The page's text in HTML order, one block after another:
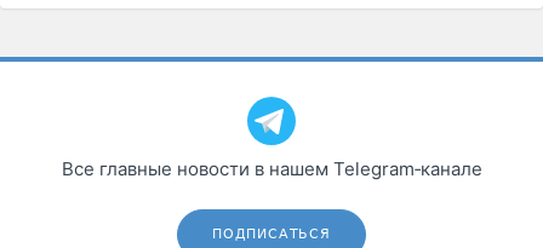
Все главные новости в нашем Telegram‑канале
ПОДПИСАТЬСЯ